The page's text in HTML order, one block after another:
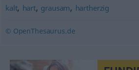
kalt, hart, grausam, hartherzig
© OpenThesaurus.de